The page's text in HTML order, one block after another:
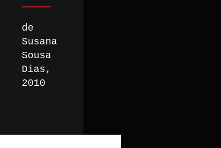
de
Susana
Sousa
Dias,
2010